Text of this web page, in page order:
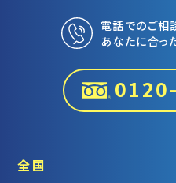
電話でのご相
あなたに合っ
全国